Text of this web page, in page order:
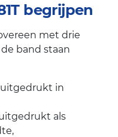
begrijpen
met drie
band staan
in
als